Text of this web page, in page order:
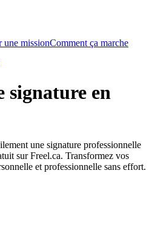
une missionComment ça marche
signature en
une signature professionnelle
sur Freel.ca. Transformez vos
et professionnelle sans effort.